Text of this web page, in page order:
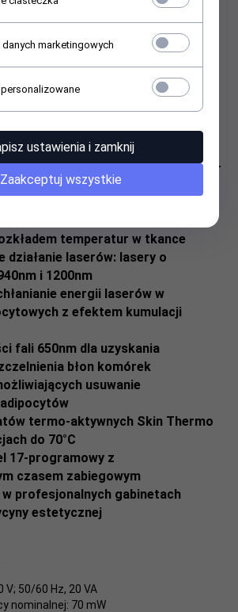
działania
intensywnego,
odmładzania skóry kobiet i
innowacyjnym urządzeniem
M-RF Thermo-Laser lub przy użyciu
kosmetycznych z głowicami, dla
temperatura nie przekracza 70°C.
SYNERGIA TECHNOLOGII MAGNETO-
pole magnetyczne
Field® z równomiernym
temperatur w tkance
laserów: lasery o
i 1200nm
energii laserów w
z efektem kumulacji
fali 650nm dla uzyskania
błon komórek
usuwanie
termo-aktywnych Skin Thermo
do 70°C
17-programowy z
czasem zabiegowym
profesjonalnych gabinetach
estetycznej
50/60 Hz, 20 VA
nominalnej: 70 mW
danych marketingowych
ustawienia i zamknij
Zaakceptuj wszystkie